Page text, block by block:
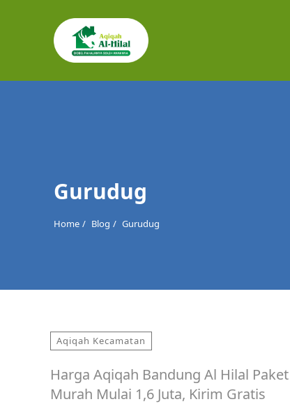
Cari
Gurudug
Home Blog Gurudug
Aqiqah Kecamatan
Harga Aqiqah Bandung Al Hilal Paket
Murah Mulai 1,6 Juta, Kirim Gratis